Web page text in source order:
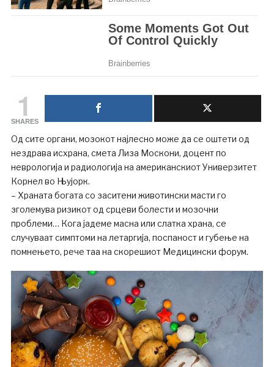
1
SHARES
Од сите органи, мозокот најлесно може да се оштети од
нездрава исхрана, смета Лиза Москони, доцент по
неврологија и радиологија на американскиот Универзитет
Корнел во Њујорк.
– Храната богата со заситени животински масти го
зголемува ризикот од срцеви болести и мозочни
проблеми… Кога јадеме масна или слатка храна, се
случуваат симптоми на летаргија, поспаност и губење на
помнењето, рече таа на скорешиот Медицински форум.